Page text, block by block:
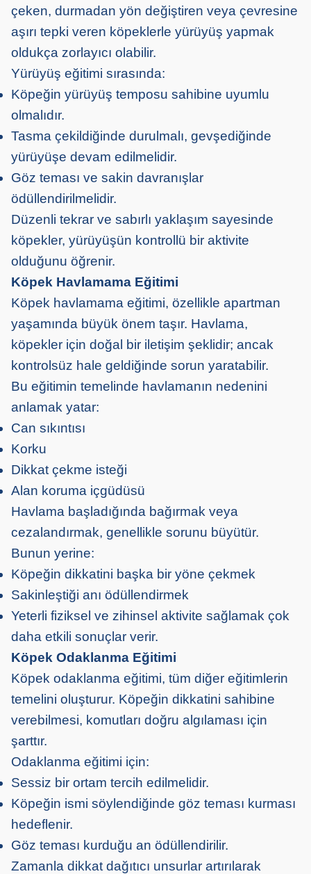
çeken, durmadan yön değiştiren veya çevresine
aşırı tepki veren köpeklerle yürüyüş yapmak
oldukça zorlayıcı olabilir.
Yürüyüş eğitimi sırasında:
Köpeğin yürüyüş temposu sahibine uyumlu
olmalıdır.
Tasma çekildiğinde durulmalı, gevşediğinde
yürüyüşe devam edilmelidir.
Göz teması ve sakin davranışlar
ödüllendirilmelidir.
Düzenli tekrar ve sabırlı yaklaşım sayesinde
köpekler, yürüyüşün kontrollü bir aktivite
olduğunu öğrenir.
Köpek Havlamama Eğitimi
Köpek havlamama eğitimi, özellikle apartman
yaşamında büyük önem taşır. Havlama,
köpekler için doğal bir iletişim şeklidir; ancak
kontrolsüz hale geldiğinde sorun yaratabilir.
Bu eğitimin temelinde havlamanın nedenini
anlamak yatar:
Can sıkıntısı
Korku
Dikkat çekme isteği
Alan koruma içgüdüsü
Havlama başladığında bağırmak veya
cezalandırmak, genellikle sorunu büyütür.
Bunun yerine:
Köpeğin dikkatini başka bir yöne çekmek
Sakinleştiği anı ödüllendirmek
Yeterli fiziksel ve zihinsel aktivite sağlamak çok
daha etkili sonuçlar verir.
Köpek Odaklanma Eğitimi
Köpek odaklanma eğitimi, tüm diğer eğitimlerin
temelini oluşturur. Köpeğin dikkatini sahibine
verebilmesi, komutları doğru algılaması için
şarttır.
Odaklanma eğitimi için:
Sessiz bir ortam tercih edilmelidir.
Köpeğin ismi söylendiğinde göz teması kurması
hedeflenir.
Göz teması kurduğu an ödüllendirilir.
Zamanla dikkat dağıtıcı unsurlar artırılarak